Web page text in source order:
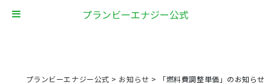
プランビーエナジー公式 > お知らせ >
「燃料費調整単価」のお知らせ
プランビーエナジー公式